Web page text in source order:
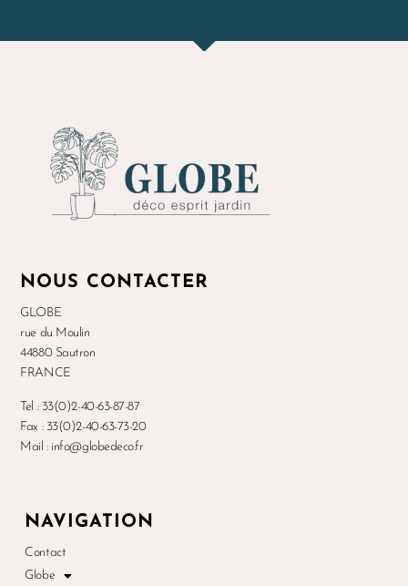
NOUS CONTACTER
GLOBE
rue du Moulin
44880 Sautron
FRANCE
Tel : 33(0)2-40-63-87-87
Fax : 33(0)2-40-63-73-20
Mail : info@globedeco.fr
NAVIGATION
Contact
Globe